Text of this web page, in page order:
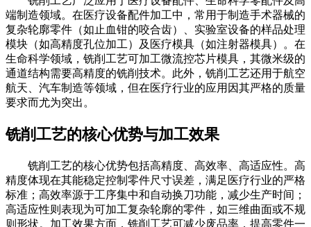
端制造领域。在医疗设备配件加工中，常用于制造手术器械的
复杂轮廓零件（如止血钳的咬合齿）、实验室设备的样品处理
模块（如高精度孔位加工）及医疗模具（如注射器模具）。在
生命科学领域，铣削工艺可加工微流控芯片模具，其微米级的
通道结构需要高精度的铣削技术。此外，铣削工艺还用于航空
航天、汽车制造等领域，但在医疗行业的应用因其严格的质量
要求而尤为突出。
铣削工艺的核心优势与加工效果
铣削工艺的核心优势包括高精度、高效率、高适应性。高
精度体现在其能稳定控制零件尺寸误差，满足医疗行业的严格
标准；高效率源于工序集中和自动换刀功能，减少生产时间；
高适应性则表现为可加工复杂轮廓的零件，如三维曲面或不规
则形状。加工效果方面，铣削工艺可减少废品率，提高零件一